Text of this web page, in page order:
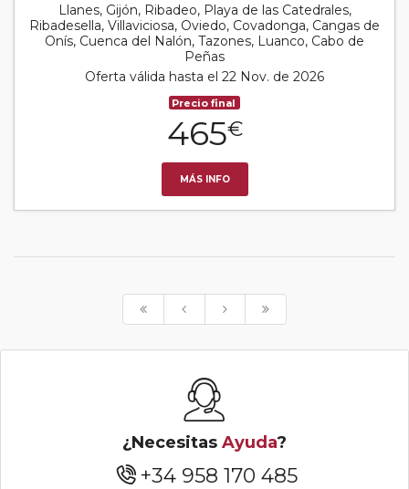
Llanes, Gijón, Ribadeo, Playa de las Catedrales,
Ribadesella, Villaviciosa, Oviedo, Covadonga, Cangas de
Onís, Cuenca del Nalón, Tazones, Luanco, Cabo de
Peñas
Oferta válida hasta el 22 Nov. de 2026
Precio final
465€
MÁS INFO
¿Necesitas Ayuda?
+34 958 170 485